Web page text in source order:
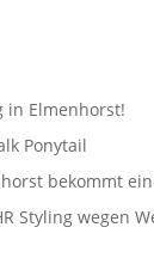
in Elmenhorst!
Ponytail
bekommt
Styling wegen